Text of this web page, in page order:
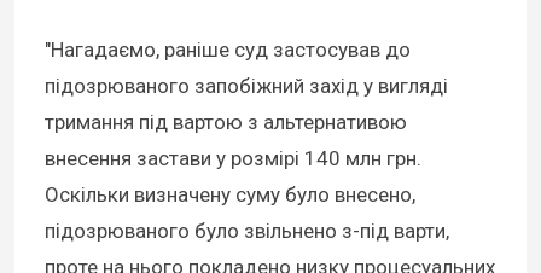
"Нагадаємо, раніше суд застосував до
підозрюваного запобіжний захід у вигляді
тримання під вартою з альтернативою
внесення застави у розмірі 140 млн грн.
Оскільки визначену суму було внесено,
підозрюваного було звільнено з-під варти,
проте на нього покладено низку процесуальних